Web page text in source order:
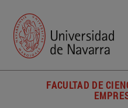
FACULTAD DE